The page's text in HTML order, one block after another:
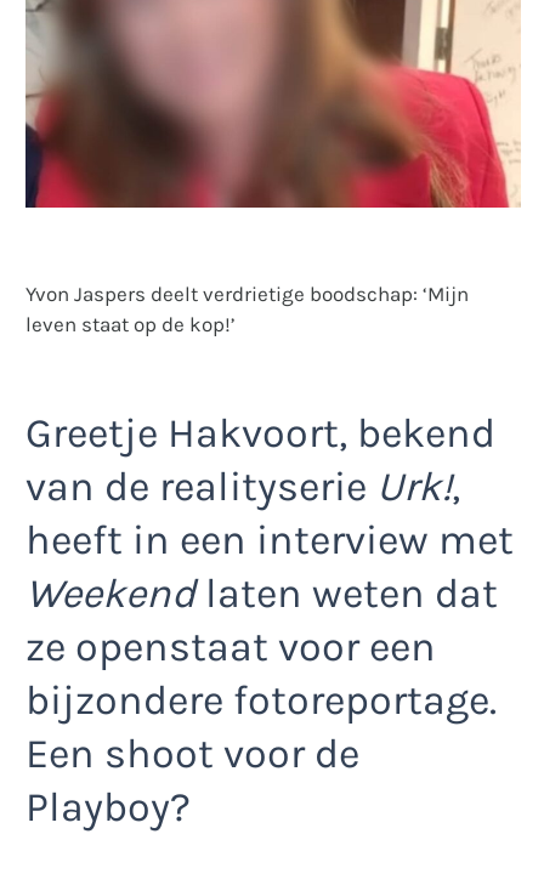
Yvon Jaspers deelt verdrietige boodschap: ‘Mijn
leven staat op de kop!’
Greetje Hakvoort, bekend
van de realityserie Urk!,
heeft in een interview met
Weekendlaten weten dat
ze openstaat voor een
bijzondere fotoreportage.
Een shoot voor de
Playboy?